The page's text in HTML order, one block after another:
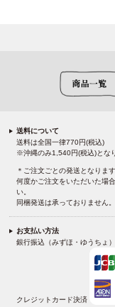
送料について
送料は全国一律770円(税込)
※沖縄のみ1,540円(税込)とな
＊ご注文ごとの発送となります
何度かご注文をいただいた場
い。
同梱発送は承っておりません。
お支払い方法
銀行振込（みずほ・ゆうちょ
クレジットカード決済